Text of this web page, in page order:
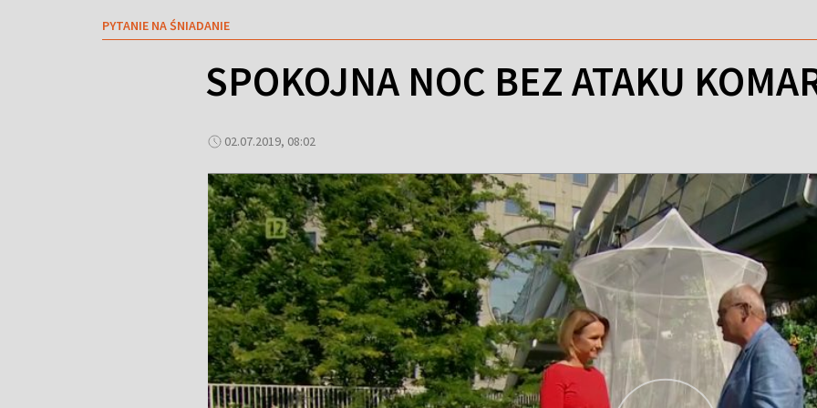
PYTANIE NA ŚNIADANIE
SPOKOJNA NOC BEZ ATAKU
02.07.2019, 08:02